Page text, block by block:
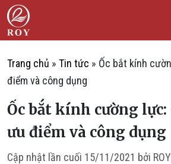
Chuyển đến nội dung
ROY Việt Nam
Trang chủ » Tin tức » Ốc bắt kính
điểm và công dụng
Ốc bắt kính cường
ưu điểm và công dụng
Cập nhật lần cuối 15/11/2021 bởi